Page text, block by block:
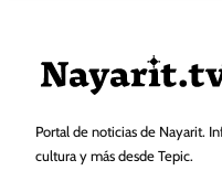
Portal de noticias de Nayarit.
cultura y más desde Tepic.